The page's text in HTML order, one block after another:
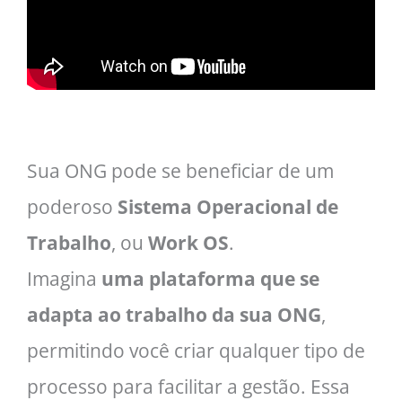
Sua ONG pode se beneficiar de um
poderoso Sistema Operacional de
Trabalho, ou Work OS.
Imagina uma plataforma que se
adapta ao trabalho da sua ONG,
permitindo você criar qualquer tipo de
processo para facilitar a gestão. Essa